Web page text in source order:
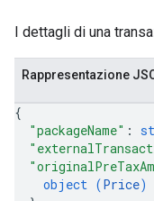
I dettagli di una
Rappresentazione
{
"packageName" :
object (Price)